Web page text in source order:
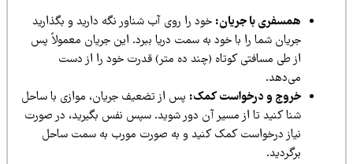
همسفری با جریان:خود را روی آب شناور نگه دارید و بگذارید
جریان شما را با خود به سمت دریا ببرد. این جریان معمولاً پس
از طی مسافتی کوتاه (چند ده متر) قدرت خود را از دست
می‌دهد.
خروج و درخواست کمک:پس از تضعیف جریان، موازی با ساحل
شنا کنید تا از مسیر آن دور شوید. سپس نفس بگیرید، در صورت
نیاز درخواست کمک کنید و به صورت مورب به سمت ساحل
برگردید.